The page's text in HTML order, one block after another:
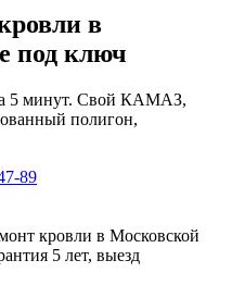
в
под ключ
5 минут. Свой КАМАЗ,
полигон,
89
кровли в Московской
5 лет, выезд